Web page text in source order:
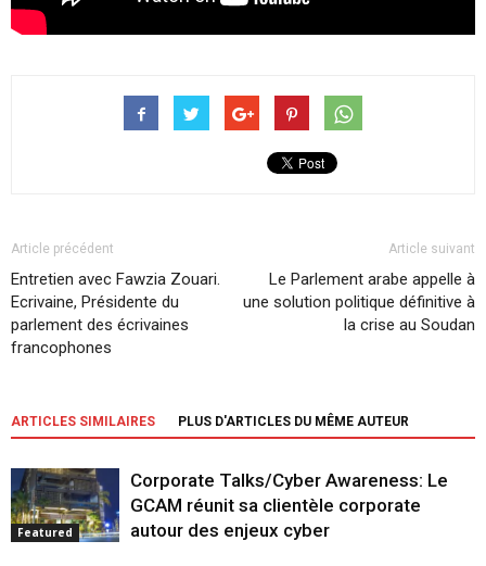
Article précédent
Entretien avec Fawzia Zouari.
Ecrivaine, Présidente du
parlement des écrivaines
francophones
Article suivant
Le Parlement arabe appelle à
une solution politique définitive à
la crise au Soudan
ARTICLES SIMILAIRES PLUS D'ARTICLES DU MÊME AUTEUR
Featured
Corporate Talks/Cyber Awareness: Le
GCAM réunit sa clientèle corporate
autour des enjeux cyber